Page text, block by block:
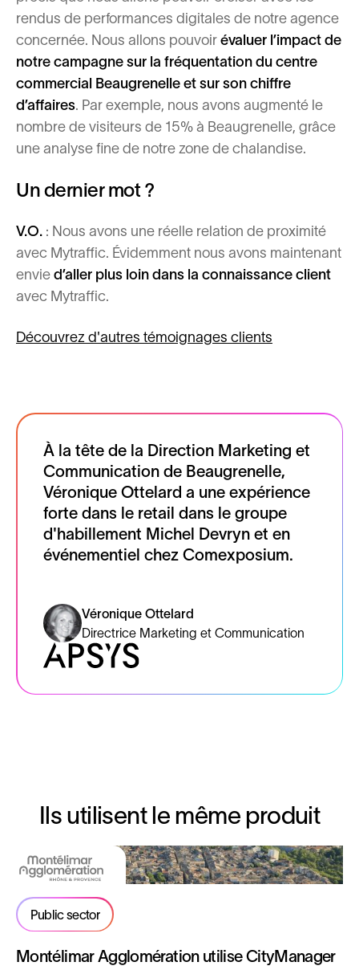
rendus de performances digitales de notre agence
concernée. Nous allons pouvoir évaluer l’impact de
notre campagne sur la fréquentation du centre
commercial Beaugrenelle et sur son chiffre
d’affaires. Par exemple, nous avons augmenté le
nombre de visiteurs de 15% à Beaugrenelle, grâce
une analyse fine de notre zone de chalandise.
Un dernier mot ?
V.O. : Nous avons une réelle relation de proximité
avec Mytraffic. Évidemment nous avons maintenant
envie d’aller plus loin dans la connaissance client
avec Mytraffic.
Découvrez d'autres témoignages clients
À la tête de la Direction Marketing et
Communication de Beaugrenelle,
Véronique Ottelard a une expérience
forte dans le retail dans le groupe
d'habillement Michel Devryn et en
événementiel chez Comexposium.
Véronique Ottelard
Directrice Marketing et Communication
Ils utilisent le même produit
Public sector
Montélimar Agglomération utilise CityManager